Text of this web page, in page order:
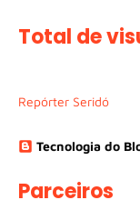
Total de
Repórter Seridó
Tecnologia do
Parceiros